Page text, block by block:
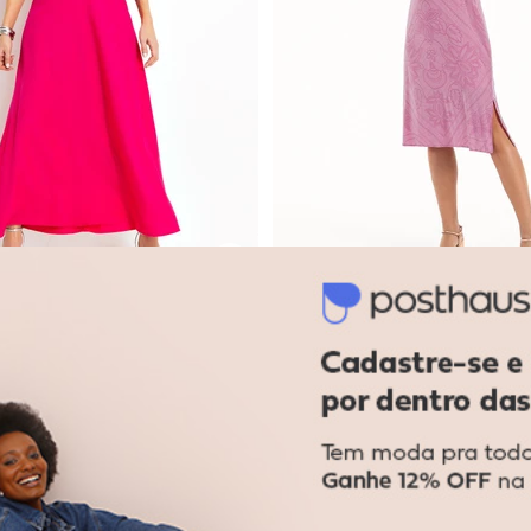
Vestido Midi em Viscose
HABANA
R$ 244,90
8xdeR$ 30,61semjuros